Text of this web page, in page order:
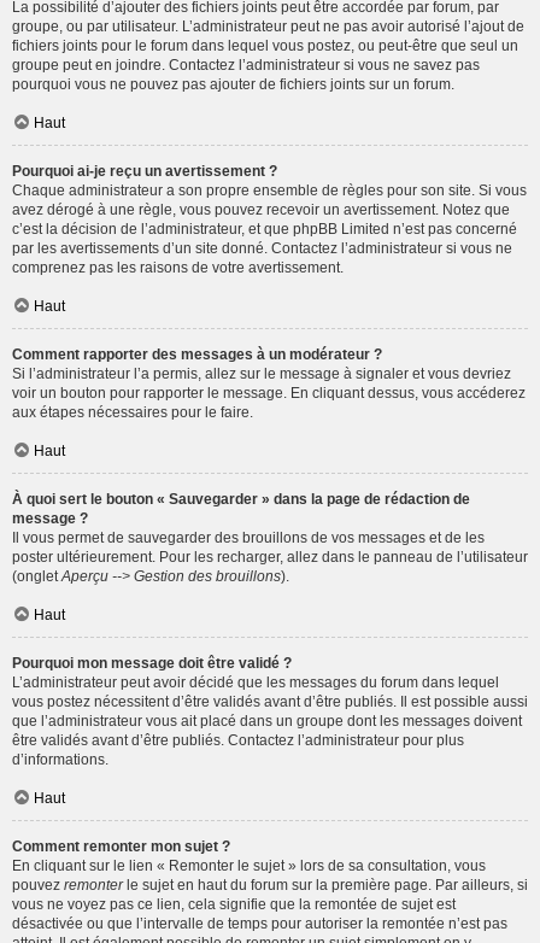
La possibilité d’ajouter des fichiers joints peut être accordée par forum, par
groupe, ou par utilisateur. L’administrateur peut ne pas avoir autorisé l’ajout de
fichiers joints pour le forum dans lequel vous postez, ou peut-être que seul un
groupe peut en joindre. Contactez l’administrateur si vous ne savez pas
pourquoi vous ne pouvez pas ajouter de fichiers joints sur un forum.
Haut
Pourquoi ai-je reçu un avertissement ?
Chaque administrateur a son propre ensemble de règles pour son site. Si vous
avez dérogé à une règle, vous pouvez recevoir un avertissement. Notez que
c’est la décision de l’administrateur, et que phpBB Limited n’est pas concerné
par les avertissements d’un site donné. Contactez l’administrateur si vous ne
comprenez pas les raisons de votre avertissement.
Haut
Comment rapporter des messages à un modérateur ?
Si l’administrateur l’a permis, allez sur le message à signaler et vous devriez
voir un bouton pour rapporter le message. En cliquant dessus, vous accéderez
aux étapes nécessaires pour le faire.
Haut
À quoi sert le bouton « Sauvegarder » dans la page de rédaction de
message ?
Il vous permet de sauvegarder des brouillons de vos messages et de les
poster ultérieurement. Pour les recharger, allez dans le panneau de l’utilisateur
(onglet Aperçu --> Gestion des brouillons).
Haut
Pourquoi mon message doit être validé ?
L’administrateur peut avoir décidé que les messages du forum dans lequel
vous postez nécessitent d’être validés avant d’être publiés. Il est possible aussi
que l’administrateur vous ait placé dans un groupe dont les messages doivent
être validés avant d’être publiés. Contactez l’administrateur pour plus
d’informations.
Haut
Comment remonter mon sujet ?
En cliquant sur le lien « Remonter le sujet » lors de sa consultation, vous
pouvez remonterle sujet en haut du forum sur la première page. Par ailleurs, si
vous ne voyez pas ce lien, cela signifie que la remontée de sujet est
désactivée ou que l’intervalle de temps pour autoriser la remontée n’est pas